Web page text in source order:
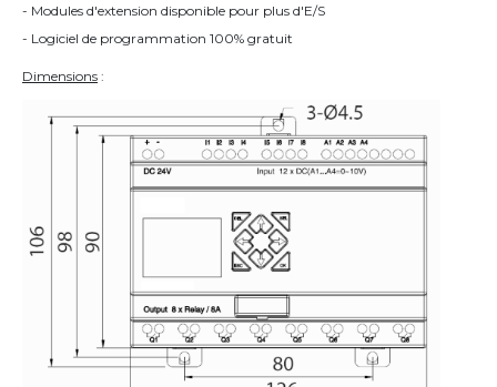
- Modules d'extension disponible pour plus d'E/S
- Logiciel de programmation 100% gratuit
Dimensions :